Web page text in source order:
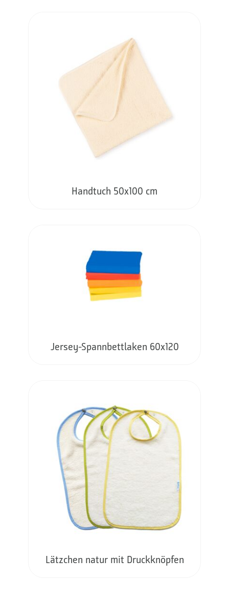
Handtuch 50x100 cm
Jersey-Spannbettlaken 60x120
Lätzchen natur mit Druckknöpfen